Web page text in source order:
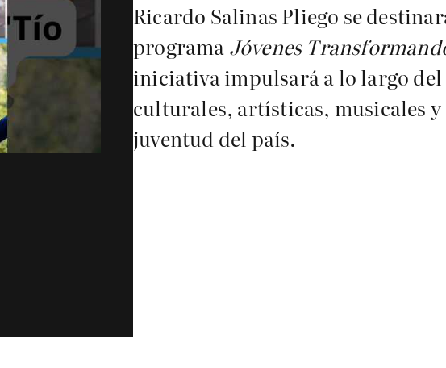
Ricardo Salinas Pliego se
programa Jóvenes
iniciativa impulsará a lo largo del
culturales, artísticas, musicales
juventud del país.